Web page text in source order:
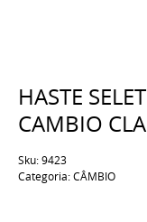
HASTE
CAMBIO
Sku:9423
Categoria:CÂMBIO